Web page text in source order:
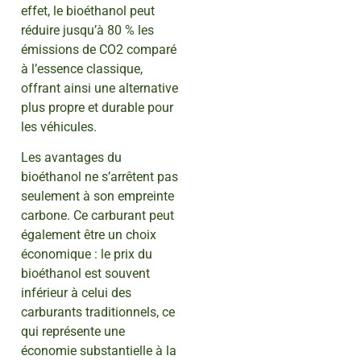
effet, le bioéthanol peut
réduire jusqu’à 80 % les
émissions de CO2 comparé
à l’essence classique,
offrant ainsi une alternative
plus propre et durable pour
les véhicules.
Les avantages du
bioéthanol ne s’arrêtent pas
seulement à son empreinte
carbone. Ce carburant peut
également être un choix
économique : le prix du
bioéthanol est souvent
inférieur à celui des
carburants traditionnels, ce
qui représente une
économie substantielle à la